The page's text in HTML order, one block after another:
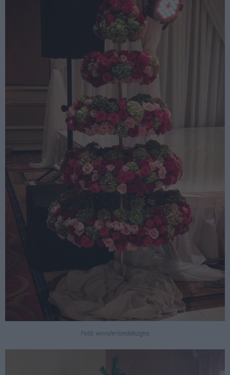
Fotó: wonderlanddezigns